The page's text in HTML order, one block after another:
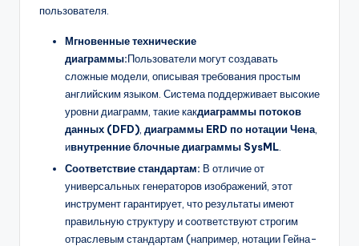
пользователя.
Мгновенные технические
диаграммы:Пользователи могут создавать
сложные модели, описывая требования простым
английским языком. Система поддерживает высокие
уровни диаграмм, такие какдиаграммы потоков
данных (DFD) диаграммы ERD по нотации Чена
ивнутренние блочные диаграммы SysML
Соответствие стандартам: В отличие от
универсальных генераторов изображений, этот
инструмент гарантирует, что результаты имеют
правильную структуру и соответствуют строгим
отраслевым стандартам (например, нотации Гейна-